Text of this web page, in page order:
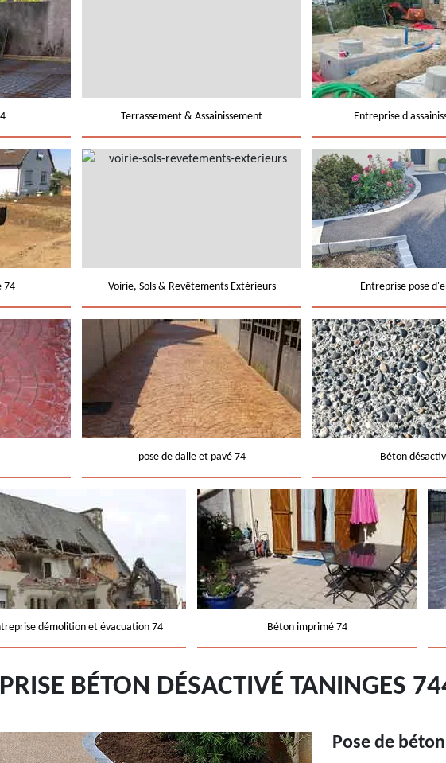
Terrassement & Assainissement Entreprise
74 Voirie, Sols & Revêtements Extérieurs Entreprise pose
pose de dalle et pavé 74 Béton
démolition et évacuation 74 Béton imprimé 74
BÉTON DÉSACTIVÉ TANINGES
Pose de